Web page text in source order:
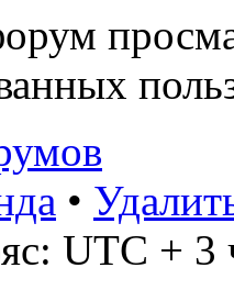
•
UTC + 3